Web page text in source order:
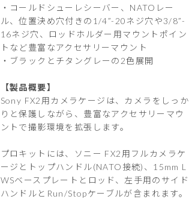
・コールドシューレシーバー、NATOレー
ル、位置決め穴付きの1/4”-20ネジ穴や3/8”-
16ネジ穴、ロッドホルダー用マウントポイン
トなど豊富なアクセサリーマウント
・ブラックとチタングレーの2色展開
【製品概要】
Sony FX2用カメラケージは、カメラをしっか
りと保護しながら、豊富なアクセサリーマウ
ントで撮影環境を拡張します。
プロキットには、ソニー FX2用フルカメラケ
ージとトップハンドル(NATO接続)、15mm L
WSベースプレートとロッド、左手用のサイド
ハンドルとRun/Stopケーブルが含まれます。